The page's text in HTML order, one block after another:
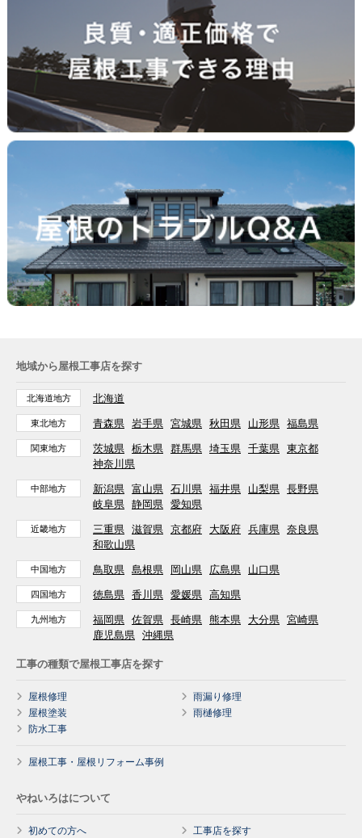
地域から屋根工事店を探す
北海道地方 北海道
東北地方 青森県 岩手県 宮城県 秋田県 山形県 福島県
関東地方 茨城県 栃木県 群馬県 埼玉県 千葉県 東京都
神奈川県
中部地方 新潟県 富山県 石川県 福井県 山梨県 長野県
岐阜県 静岡県 愛知県
近畿地方 三重県 滋賀県 京都府 大阪府 兵庫県 奈良県
和歌山県
中国地方 鳥取県 島根県 岡山県 広島県 山口県
四国地方 徳島県 香川県 愛媛県 高知県
九州地方 福岡県 佐賀県 長崎県 熊本県 大分県 宮崎県
鹿児島県 沖縄県
工事の種類で屋根工事店を探す
屋根修理
雨漏り修理
屋根塗装
雨樋修理
防水工事
屋根工事・屋根リフォーム事例
やねいろはについて
初めての方へ
工事店を探す